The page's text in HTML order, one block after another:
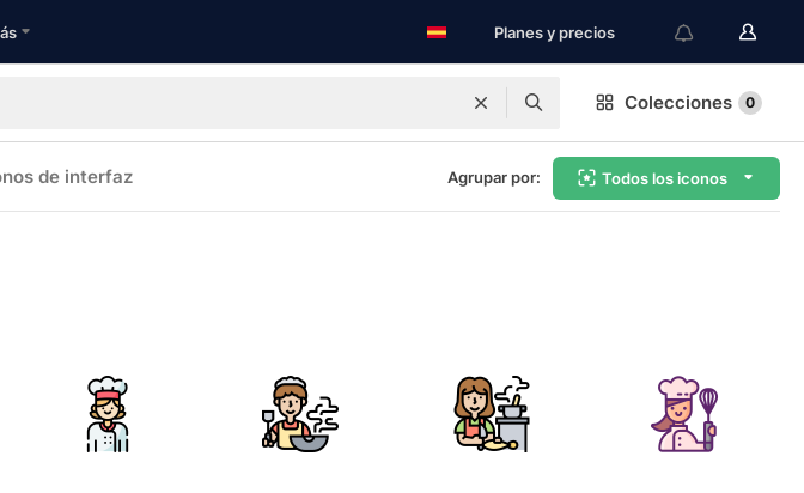
Planes y precios
Colecciones 0
de interfaz Agrupar por: Todos los iconos